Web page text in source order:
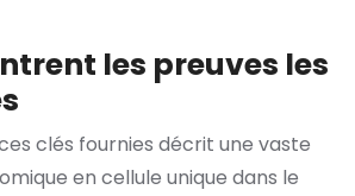
les preuves les
clés fournies décrit une vaste
en cellule unique dans le